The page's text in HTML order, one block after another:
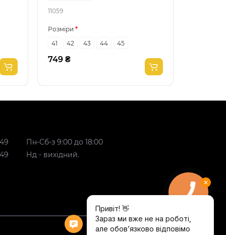
11059
Розміри
41
42 43 44 45
749 ₴
Пн-Сб-з 9:00 до 18:00
Нд - вихідний.